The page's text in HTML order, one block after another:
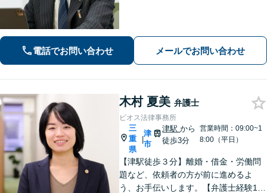
電話でお問い合わせ メールでお問い合わせ
木村 夏美 弁護士
ビオス法律事務所
三
重
県
|
津
市
津駅から
徒歩3分
営業時間：09:00~1
8:00（平日）
【津駅徒歩３分】離婚・借金・労働問
題など、依頼者の方が前に進めるよ
う、お手伝いします。【弁護士経験10